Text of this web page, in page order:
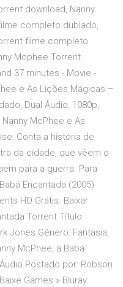
download, Nanny
completo dublado,
filme completo
Mcphee Torrent
37 minutes - Movie -
e As Lições Mágicas –
Dual Áudio, 1080p,
McPhee e As
Conta a história de
da cidade, que vêem o
para a guerra. Para
Encantada (2005)
HD Grátis. Baixar
Torrent Título
Jones Gênero: Fantasia,
McPhee, a Babá
Postado por: Robson
Games » Bluray